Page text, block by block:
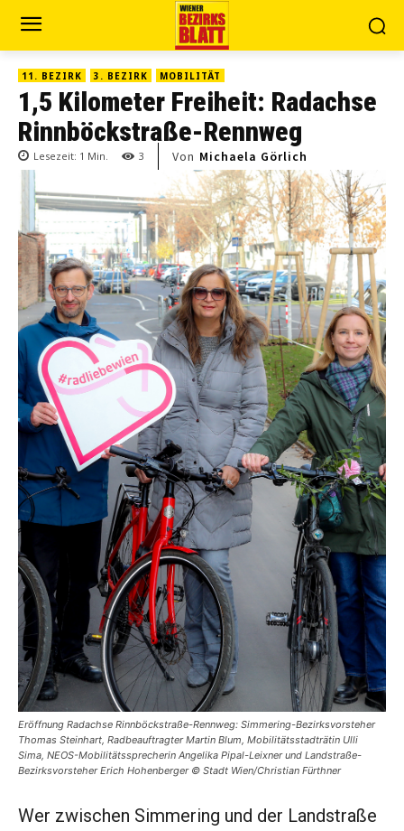
11. BEZIRK 3. BEZIRK MOBILITÄT
1,5 Kilometer Freiheit: Radachse
Rinnböckstraße-Rennweg
Lesezeit: 1 Min. 3 Von Michaela Görlich
Eröffnung Radachse Rinnböckstraße-Rennweg: Simmering-Bezirksvorsteher
Thomas Steinhart, Radbeauftragter Martin Blum, Mobilitätsstadträtin Ulli
Sima, NEOS-Mobilitätssprecherin Angelika Pipal-Leixner und Landstraße-
Bezirksvorsteher Erich Hohenberger © Stadt Wien/Christian Fürthner
Wer zwischen Simmering und der Landstraße